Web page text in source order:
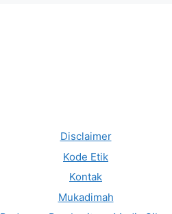
Disclaimer
Kode Etik
Kontak
Mukadimah